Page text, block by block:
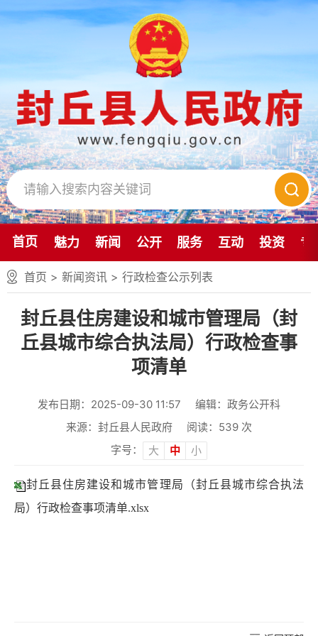
首页 魅力 新闻 公开 服务 互动 投资 专
首页 > 新闻资讯 > 行政检查公示列表
封丘县住房建设和城市管理局（封
丘县城市综合执法局）行政检查事
项清单
发布日期：2025-09-30 11:57
编辑：政务公开科
来源：封丘县人民政府
阅读： 539 次
字号：
大 中 小
封丘县住房建设和城市管理局（封丘县城市综合执法
局）行政检查事项清单.xlsx